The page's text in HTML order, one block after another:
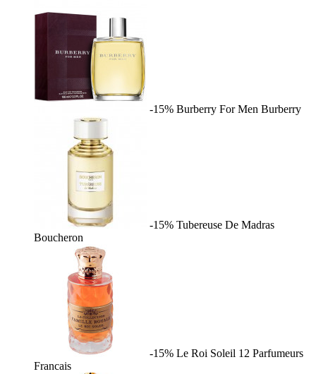
-15% Burberry For Men Burberry
-15% Tubereuse De Madras
Boucheron
-15% Le Roi Soleil 12 Parfumeurs
Francais